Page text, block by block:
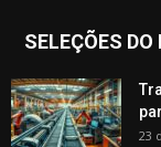
SELEÇÕES DO
23